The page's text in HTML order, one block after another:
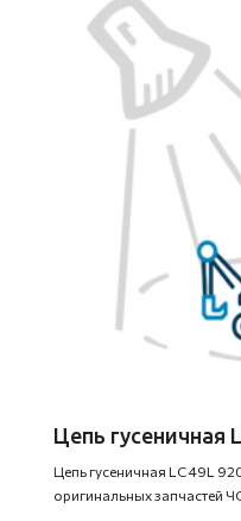
Цепь гусеничная
Цепь гусеничная LC 49L
оригинальных запчастей